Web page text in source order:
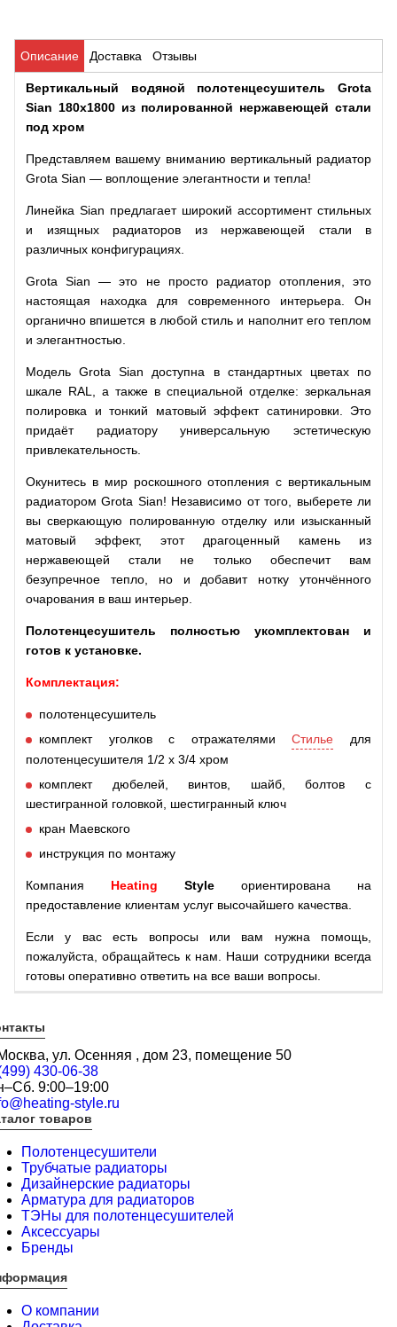
Описание Доставка Отзывы
Вертикальный водяной полотенцесушитель Grota
Sian 180х1800 из полированной нержавеющей стали
под хром
Представляем вашему вниманию вертикальный радиатор
Grota Sian — воплощение элегантности и тепла!
Линейка Sian предлагает широкий ассортимент стильных
и изящных радиаторов из нержавеющей стали в
различных конфигурациях.
Grota Sian — это не просто радиатор отопления, это
настоящая находка для современного интерьера. Он
органично впишется в любой стиль и наполнит его теплом
и элегантностью.
Модель Grota Sian доступна в стандартных цветах по
шкале RAL, а также в специальной отделке: зеркальная
полировка и тонкий матовый эффект сатинировки. Это
придаёт радиатору универсальную эстетическую
привлекательность.
Окунитесь в мир роскошного отопления с вертикальным
радиатором Grota Sian! Независимо от того, выберете ли
вы сверкающую полированную отделку или изысканный
матовый эффект, этот драгоценный камень из
нержавеющей стали не только обеспечит вам
безупречное тепло, но и добавит нотку утончённого
очарования в ваш интерьер.
Полотенцесушитель полностью укомплектован и
готов к установке.
Комплектация:
полотенцесушитель
комплект уголков с отражателямиСтилье для
полотенцесушителя 1/2 х 3/4 хром
комплект дюбелей, винтов, шайб, болтов с
шестигранной головкой, шестигранный ключ
кран Маевского
инструкция по монтажу
Компания Heating Style ориентирована на
предоставление клиентам услуг высочайшего качества.
Если у вас есть вопросы или вам нужна помощь,
пожалуйста, обращайтесь к нам. Наши сотрудники всегда
готовы оперативно ответить на все ваши вопросы.
ул. Осенняя , дом 23, помещение 50
430-06-38
9:00–19:00
style.ru
товаров
Полотенцесушители
Трубчатые радиаторы
Дизайнерские радиаторы
Арматура для радиаторов
ТЭНы для полотенцесушителей
Аксессуары
Бренды
О компании